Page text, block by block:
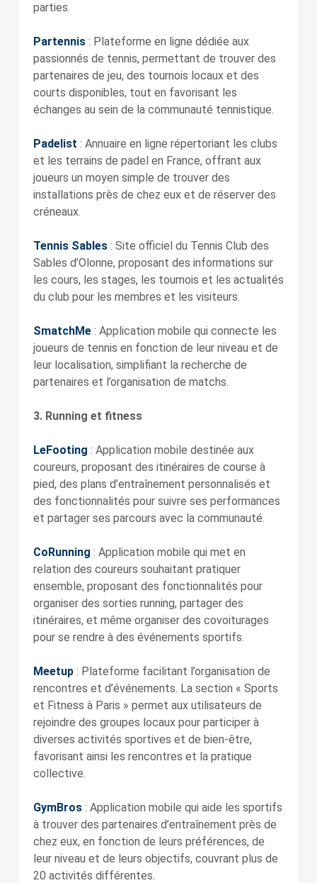
parties.
Partennis: Plateforme en ligne dédiée aux
passionnés de tennis, permettant de trouver des
partenaires de jeu, des tournois locaux et des
courts disponibles, tout en favorisant les
échanges au sein de la communauté tennistique.
Padelist : Annuaire en ligne répertoriant les clubs
et les terrains de padel en France, offrant aux
joueurs un moyen simple de trouver des
installations près de chez eux et de réserver des
créneaux.
Tennis Sables: Site officiel du Tennis Club des
Sables d’Olonne, proposant des informations sur
les cours, les stages, les tournois et les actualités
du club pour les membres et les visiteurs.
SmatchMe: Application mobile qui connecte les
joueurs de tennis en fonction de leur niveau et de
leur localisation, simplifiant la recherche de
partenaires et l’organisation de matchs.
3. Running et fitness
LeFooting : Application mobile destinée aux
coureurs, proposant des itinéraires de course à
pied, des plans d’entraînement personnalisés et
des fonctionnalités pour suivre ses performances
et partager ses parcours avec la communauté.
CoRunning : Application mobile qui met en
relation des coureurs souhaitant pratiquer
ensemble, proposant des fonctionnalités pour
organiser des sorties running, partager des
itinéraires, et même organiser des covoiturages
pour se rendre à des événements sportifs.
Meetup: Plateforme facilitant l’organisation de
rencontres et d’événements. La section « Sports
et Fitness à Paris » permet aux utilisateurs de
rejoindre des groupes locaux pour participer à
diverses activités sportives et de bien-être,
favorisant ainsi les rencontres et la pratique
collective.
GymBros: Application mobile qui aide les sportifs
à trouver des partenaires d’entraînement près de
chez eux, en fonction de leurs préférences, de
leur niveau et de leurs objectifs, couvrant plus de
20 activités différentes.